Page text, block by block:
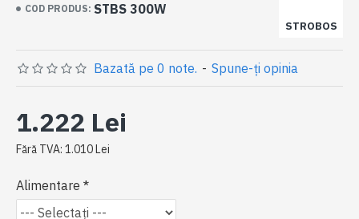
COD PRODUS: STBS 300W
STROBOS
Bazată pe 0 note. - Spune-ţi opinia
1.222 Lei
Fără TVA: 1.010 Lei
Alimentare